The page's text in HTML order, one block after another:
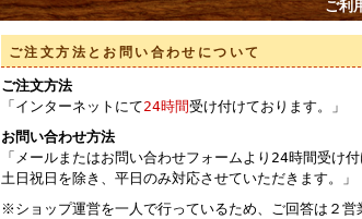
ご利
ご注文方法とお問い合わせについて
ご注文方法
「インターネットにて24時間受け付けております。」
お問い合わせ方法
「メールまたはお問い合わせフォームより24時間受け付
土日祝日を除き、平日のみ対応させていただきます。」
※ショップ運営を一人で行っているため、ご回答は２